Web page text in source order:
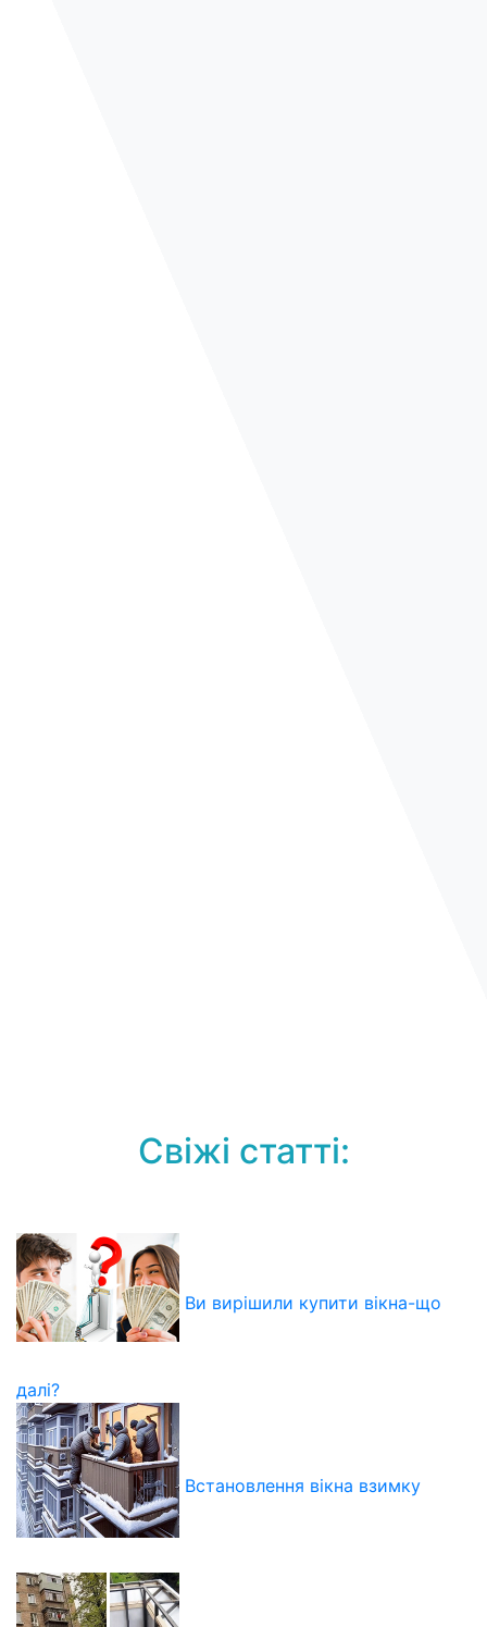
Свіжі статті:
Ви вирішили купити вікна-що
далі?
Встановлення вікна взимку